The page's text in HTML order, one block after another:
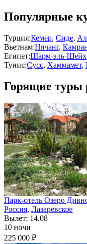
Популярные
Турция:Кемер, Сиде,
Вьетнам:Нячанг,
Египет:Шарм-эль-Шейх
Тунис:Сусс, Хаммамет,
Горящие туры
Парк-отель Озеро
Россия, Лазаревское
Вылет: 14.08
10 ночи
225 000 ₽